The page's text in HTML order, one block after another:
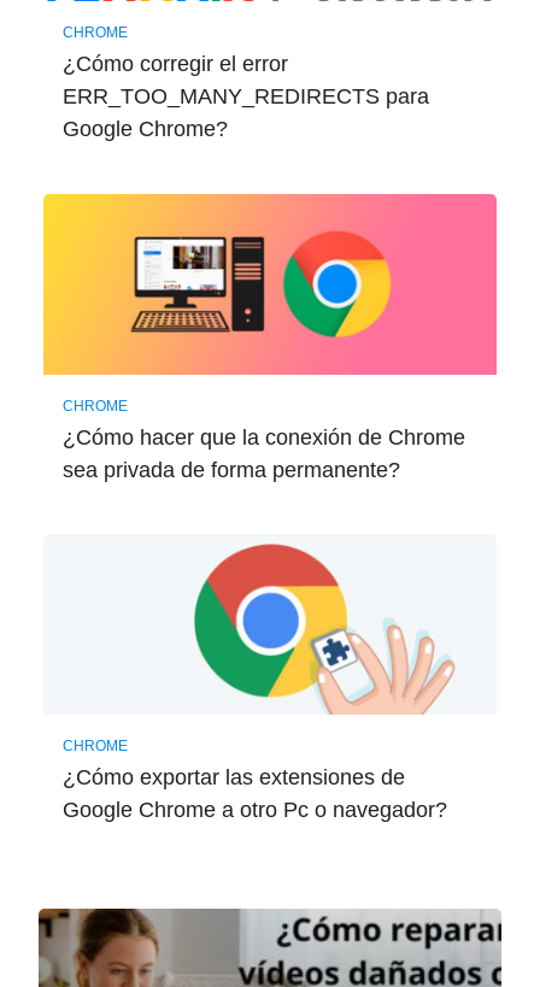
CHROME
¿Cómo corregir el error
ERR_TOO_MANY_REDIRECTS para
Google Chrome?
CHROME
¿Cómo hacer que la conexión de Chrome
sea privada de forma permanente?
CHROME
¿Cómo exportar las extensiones de
Google Chrome a otro Pc o navegador?